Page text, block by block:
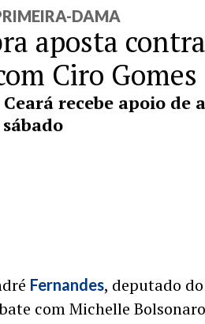
DAMA
aposta
Ciro Gomes
recebe apoio de
Fernandes, deputado
com Michelle